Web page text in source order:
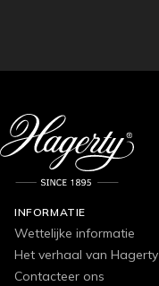
INFORMATIE
Wettelijke informatie
Het verhaal van Hagerty
Contacteer ons